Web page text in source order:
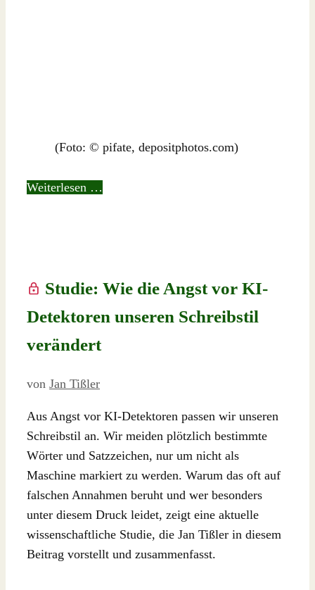
(Foto: © pifate, depositphotos.com)
Weiterlesen …
Studie: Wie die Angst vor KI-
Detektoren unseren Schreibstil
verändert
von Jan Tißler
Aus Angst vor KI-Detektoren passen wir unseren
Schreibstil an. Wir meiden plötzlich bestimmte
Wörter und Satzzeichen, nur um nicht als
Maschine markiert zu werden. Warum das oft auf
falschen Annahmen beruht und wer besonders
unter diesem Druck leidet, zeigt eine aktuelle
wissenschaftliche Studie, die Jan Tißler in diesem
Beitrag vorstellt und zusammenfasst.